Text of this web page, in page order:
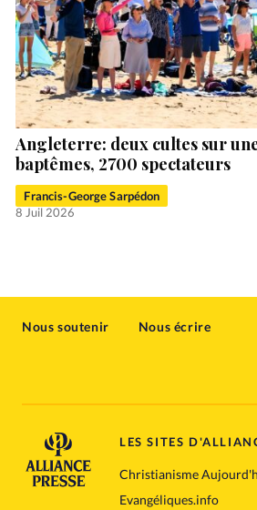
Angleterre: deux cultes sur
baptêmes, 2700 spectateurs
Francis-George Sarpédon
8 Juil 2026
Nous soutenir Nous écrire
LES SITES
Christianisme
Evangéliques.info